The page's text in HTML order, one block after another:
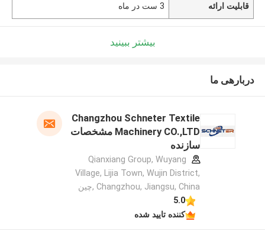
قابلیت ارائه 3 ست در ماه
بیشتر ببینید
دربارهی ما
Changzhou Schneter Textile
Machinery CO.,LTD مشخصات
سازنده
Qianxiang Group, Wuyang
Village, Lijia Town, Wujin District,
Changzhou, Jiangsu, China ,چین
5.0
کننده تایید شده